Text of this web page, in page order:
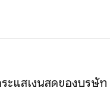
ะแสเงินสดของบริษัท